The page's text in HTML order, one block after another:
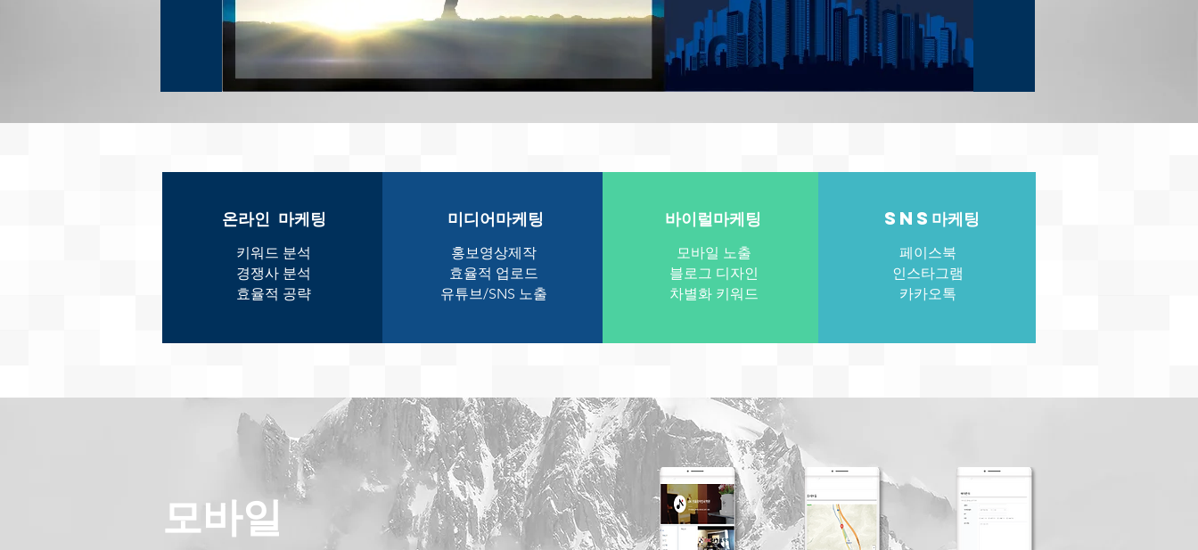
온라인 마케팅
키워드 분석
경쟁사 분석
​효율적 공략
홍보영상제작
효율적 업로드
유튜브/SNS 노출
모바일 노출
블로그 디자인
​차별화 키워드
페이스북
인스타그램
​카카오톡
SNS마케팅
바이럴마케팅
미디어마케팅
​모바일